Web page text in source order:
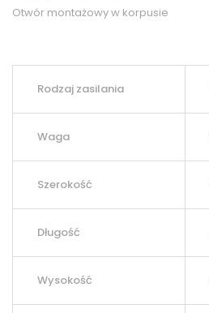
Otwór montażowy w korpusie
Rodzaj zasilania
Waga
Szerokość
Długość
Wysokość